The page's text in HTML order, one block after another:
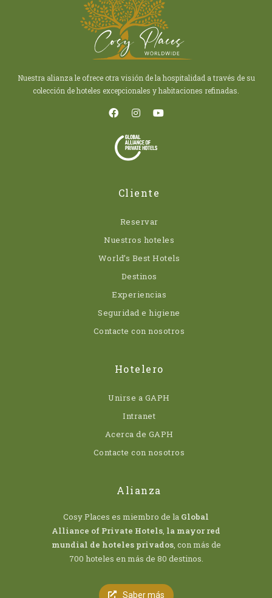
Nuestra alianza le ofrece otra visión de la hospitalidad a través de su
colección de hoteles excepcionales y habitaciones refinadas.
Cliente
Reservar
Nuestros hoteles
World’s Best Hotels
Destinos
Experiencias
Seguridad e higiene
Contacte con nosotros
Hotelero
Unirse a GAPH
Intranet
Acerca de GAPH
Contacte con nosotros
Alianza
Cosy Places es miembro de la Global
Alliance of Private Hotels, la mayor red
mundial de hoteles privados, con más de
700 hoteles en más de 80 destinos.
Saber más